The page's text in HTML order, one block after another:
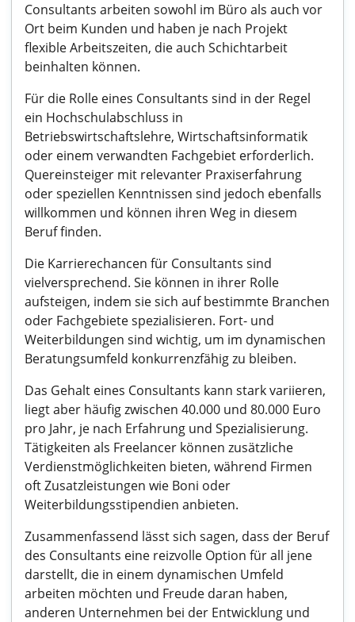
Consultants arbeiten sowohl im Büro als auch vor
Ort beim Kunden und haben je nach Projekt
flexible Arbeitszeiten, die auch Schichtarbeit
beinhalten können.
Für die Rolle eines Consultants sind in der Regel
ein Hochschulabschluss in
Betriebswirtschaftslehre, Wirtschaftsinformatik
oder einem verwandten Fachgebiet erforderlich.
Quereinsteiger mit relevanter Praxiserfahrung
oder speziellen Kenntnissen sind jedoch ebenfalls
willkommen und können ihren Weg in diesem
Beruf finden.
Die Karrierechancen für Consultants sind
vielversprechend. Sie können in ihrer Rolle
aufsteigen, indem sie sich auf bestimmte Branchen
oder Fachgebiete spezialisieren. Fort- und
Weiterbildungen sind wichtig, um im dynamischen
Beratungsumfeld konkurrenzfähig zu bleiben.
Das Gehalt eines Consultants kann stark variieren,
liegt aber häufig zwischen 40.000 und 80.000 Euro
pro Jahr, je nach Erfahrung und Spezialisierung.
Tätigkeiten als Freelancer können zusätzliche
Verdienstmöglichkeiten bieten, während Firmen
oft Zusatzleistungen wie Boni oder
Weiterbildungsstipendien anbieten.
Zusammenfassend lässt sich sagen, dass der Beruf
des Consultants eine reizvolle Option für all jene
darstellt, die in einem dynamischen Umfeld
arbeiten möchten und Freude daran haben,
anderen Unternehmen bei der Entwicklung und